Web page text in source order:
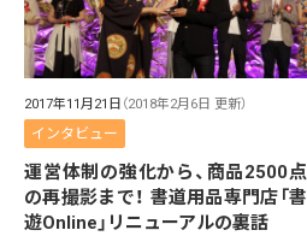
2017年11月21日 （2018年2月6日 更新）
インタビュー
運営体制の強化から、商品2500点
の再撮影まで！ 書道用品専門店「書
遊Online」リニューアルの裏話